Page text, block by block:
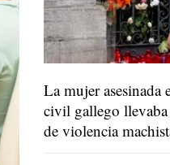
La mujer asesinada
civil gallego
de violencia